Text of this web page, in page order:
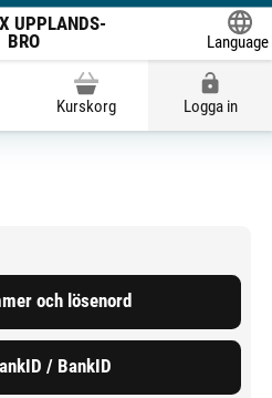
UPPLANDS-
BRO
Language
Kurskorg Logga in
och lösenord
/ BankID